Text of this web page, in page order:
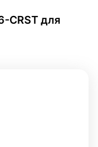
CRST для